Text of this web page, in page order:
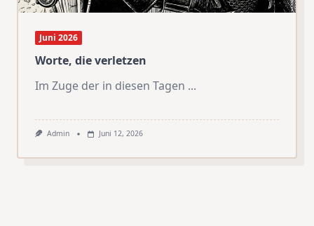
Juni 2026
Worte, die verletzen
Im Zuge der in diesen Tagen ...
Admin Juni 12, 2026